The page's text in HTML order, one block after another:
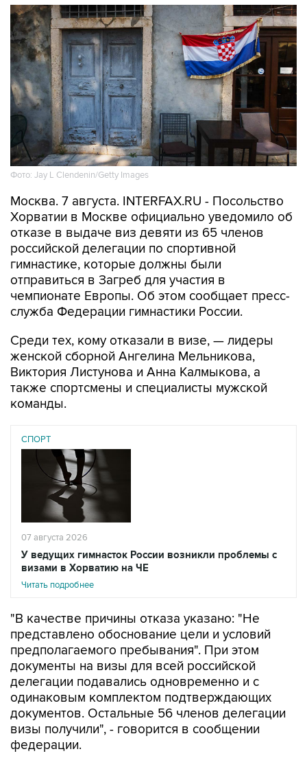
Фото: Jay L Clendenin/Getty Images
Москва. 7 августа. INTERFAX.RU - Посольство
Хорватии в Москве официально уведомило об
отказе в выдаче виз девяти из 65 членов
российской делегации по спортивной
гимнастике, которые должны были
отправиться в Загреб для участия в
чемпионате Европы. Об этом сообщает пресс-
служба Федерации гимнастики России.
Среди тех, кому отказали в визе, — лидеры
женской сборной Ангелина Мельникова,
Виктория Листунова и Анна Калмыкова, а
также спортсмены и специалисты мужской
команды.
СПОРТ
07 августа 2026
У ведущих гимнасток России возникли проблемы с
визами в Хорватию на ЧЕ
Читать подробнее
"В качестве причины отказа указано: "Не
представлено обоснование цели и условий
предполагаемого пребывания". При этом
документы на визы для всей российской
делегации подавались одновременно и с
одинаковым комплектом подтверждающих
документов. Остальные 56 членов делегации
визы получили", - говорится в сообщении
федерации.